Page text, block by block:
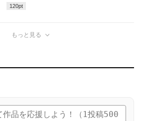
120pt
もっと見る